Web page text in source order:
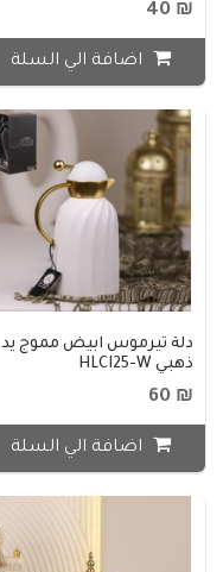
₪ 40
اضافة الي السلة
دلة تيرموس ابيض مموج يد
ذهبي HLCI25-W
₪ 60
اضافة الي السلة